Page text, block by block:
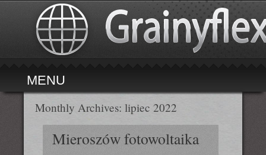
MENU
Skip to content
Monthly Archives:lipiec 2022
Mieroszów fotowoltaika